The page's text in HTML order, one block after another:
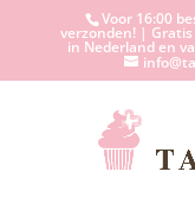
Voor 16:00
verzonden! |
in Nederland en